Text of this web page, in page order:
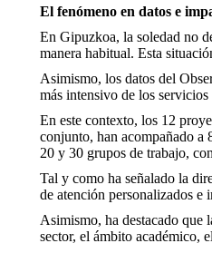
El fenómeno en datos e
En Gipuzkoa, la soledad no
manera habitual. Esta
Asimismo, los datos del
más intensivo de los servicios
En este contexto, los 12
conjunto, han acompañado a
20 y 30 grupos de trabajo,
Tal y como ha señalado la
de atención personalizados
Asimismo, ha destacado que
sector, el ámbito académico,